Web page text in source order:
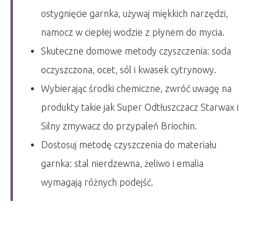
ostygnięcie garnka, używaj miękkich narzędzi,
namocz w ciepłej wodzie z płynem do mycia.
Skuteczne domowe metody czyszczenia: soda
oczyszczona, ocet, sól i kwasek cytrynowy.
Wybierając środki chemiczne, zwróć uwagę na
produkty takie jak Super Odtłuszczacz Starwax i
Silny zmywacz do przypaleń Briochin.
Dostosuj metodę czyszczenia do materiału
garnka: stal nierdzewna, żeliwo i emalia
wymagają różnych podejść.